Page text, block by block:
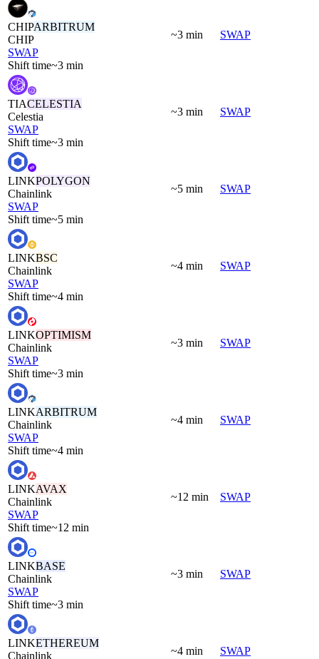
CHIPARBITRUM
CHIP
SWAP
Shift time~3 min
~3 min SWAP
TIACELESTIA
Celestia
SWAP
Shift time~3 min
~3 min SWAP
LINKPOLYGON
Chainlink
SWAP
Shift time~5 min
~5 min SWAP
LINKBSC
Chainlink
SWAP
Shift time~4 min
~4 min SWAP
LINKOPTIMISM
Chainlink
SWAP
Shift time~3 min
~3 min SWAP
LINKARBITRUM
Chainlink
SWAP
Shift time~4 min
~4 min SWAP
LINKAVAX
Chainlink
SWAP
Shift time~12 min
~12 min SWAP
LINKBASE
Chainlink
SWAP
Shift time~3 min
~3 min SWAP
LINKETHEREUM
Chainlink
~4 min SWAP